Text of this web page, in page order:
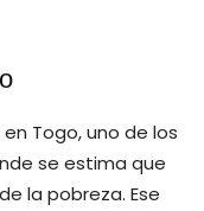
Togo, uno de los
se estima que
la pobreza. Ese